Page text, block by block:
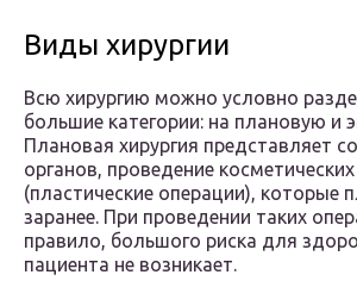
Виды хирургии
Всю хирургию можно условно
большие категории: на плановую и
Плановая хирургия представляет
органов, проведение
(пластические операции), которые
заранее. При проведении таких
правило, большого риска для
пациента не возникает.